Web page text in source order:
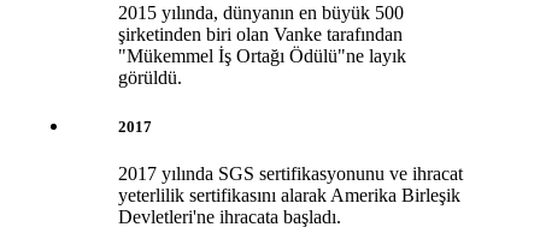
2015 yılında, dünyanın en büyük 500
şirketinden biri olan Vanke tarafından
"Mükemmel İş Ortağı Ödülü"ne layık
görüldü.
2017
2017 yılında SGS sertifikasyonunu ve ihracat
yeterlilik sertifikasını alarak Amerika Birleşik
Devletleri'ne ihracata başladı.